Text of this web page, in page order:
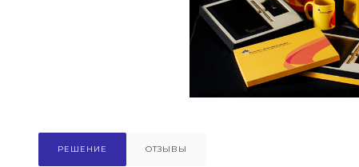
РЕШЕНИЕ ОТЗЫВЫ